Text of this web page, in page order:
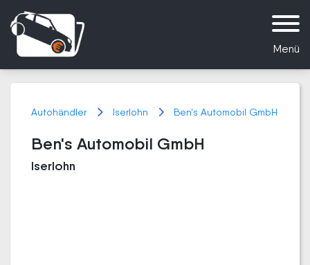
Menü
Autohändler Iserlohn Ben's Automobil GmbH
Ben's Automobil GmbH
Iserlohn